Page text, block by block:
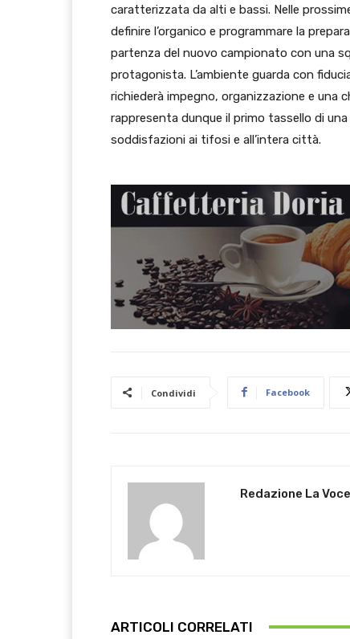
caratterizzata da alti e bassi. Nelle
definire l’organico e programmare la
partenza del nuovo campionato con una
protagonista. L’ambiente guarda con
richiederà impegno, organizzazione e una
rappresenta dunque il primo tassello di
soddisfazioni ai tifosi e all’intera città.
Condividi Facebook
Redazione La Voce
ARTICOLI CORRELATI